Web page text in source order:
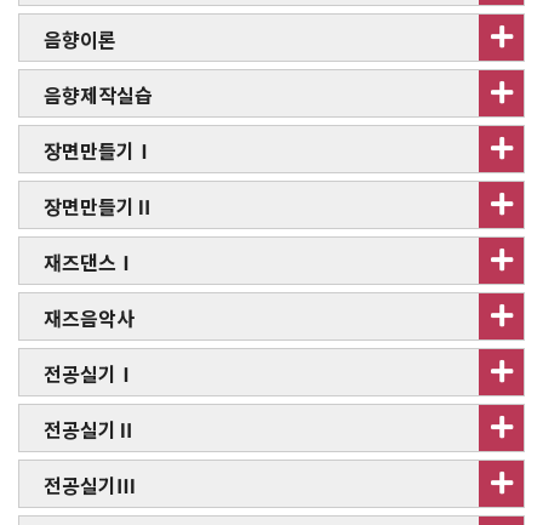
음향이론
음향제작실습
장면만들기Ⅰ
장면만들기Ⅱ
재즈댄스Ⅰ
재즈음악사
전공실기Ⅰ
전공실기Ⅱ
전공실기Ⅲ